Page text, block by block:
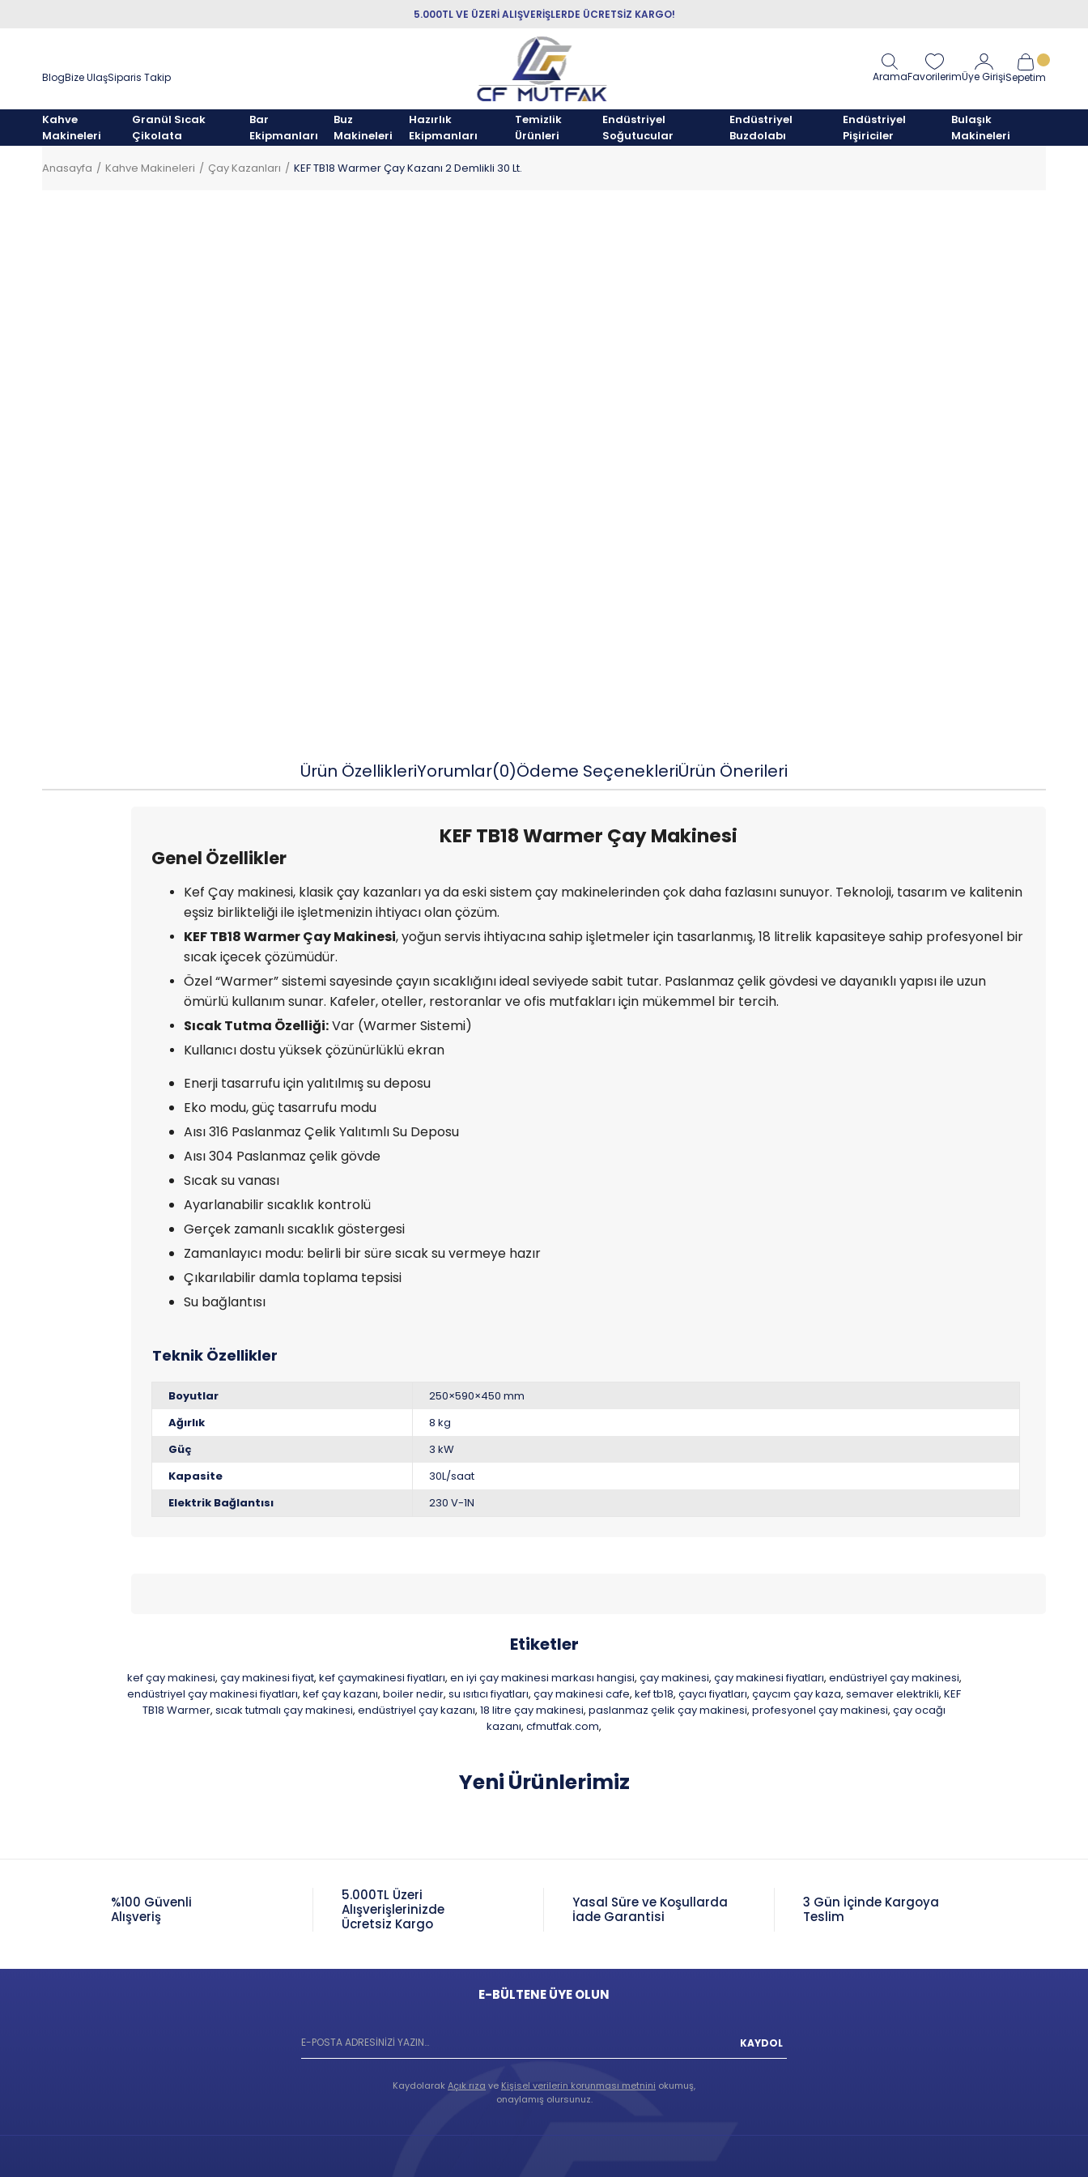
5.000TL VE ÜZERİ ALIŞVERİŞLERDE ÜCRETSİZ KARGO!
BlogBize UlaşSiparis Takip AramaFavorilerimÜye GirişiSepetim
Kahve
Makineleri
Granül Sıcak
Çikolata
Bar
Ekipmanları
Buz
Makineleri
Hazırlık
Ekipmanları
Temizlik
Ürünleri
Endüstriyel
Soğutucular
Endüstriyel
Buzdolabı
Endüstriyel
Pişiriciler
Bulaşık
Makineleri
Anasayfa Kahve Makineleri Çay Kazanları KEF TB18 Warmer Çay Kazanı 2 Demlikli 30 Lt.
Ürün ÖzellikleriYorumlar(0)Ödeme SeçenekleriÜrün Önerileri
KEF TB18 Warmer Çay Makinesi
Genel Özellikler
Kef Çay makinesi, klasik çay kazanları ya da eski sistem çay makinelerinden çok daha fazlasını sunuyor. Teknoloji, tasarım ve kalitenin
eşsiz birlikteliği ile işletmenizin ihtiyacı olan çözüm.
KEF TB18 Warmer Çay Makinesi, yoğun servis ihtiyacına sahip işletmeler için tasarlanmış, 18 litrelik kapasiteye sahip profesyonel bir
sıcak içecek çözümüdür.
Özel “Warmer” sistemi sayesinde çayın sıcaklığını ideal seviyede sabit tutar. Paslanmaz çelik gövdesi ve dayanıklı yapısı ile uzun
ömürlü kullanım sunar. Kafeler, oteller, restoranlar ve ofis mutfakları için mükemmel bir tercih.
Sıcak Tutma Özelliği:Var (Warmer Sistemi)
Kullanıcı dostu yüksek çözünürlüklü ekran
Enerji tasarrufu için yalıtılmış su deposu
Eko modu, güç tasarrufu modu
Aısı 316 Paslanmaz Çelik Yalıtımlı Su Deposu
Aısı 304 Paslanmaz çelik gövde
Sıcak su vanası
Ayarlanabilir sıcaklık kontrolü
Gerçek zamanlı sıcaklık göstergesi
Zamanlayıcı modu: belirli bir süre sıcak su vermeye hazır
Çıkarılabilir damla toplama tepsisi
Su bağlantısı
Boyutlar
250×590×450 mm
Ağırlık
8 kg
Güç
3 kW
Kapasite
30L/saat
Elektrik Bağlantısı
230 V-1N
Etiketler
kef çay makinesi, çay makinesi fiyat, kef çaymakinesi fiyatları, en iyi çay makinesi markası hangisi, çay makinesi, çay makinesi fiyatları, endüstriyel çay makinesi,
endüstriyel çay makinesi fiyatları, kef çay kazanı, boiler nedir, su ısıtıcı fiyatları, çay makinesi cafe, kef tb18, çaycı fiyatları, çaycım çay kaza, semaver elektrikli, KEF
TB18 Warmer, sıcak tutmalı çay makinesi, endüstriyel çay kazanı, 18 litre çay makinesi, paslanmaz çelik çay makinesi, profesyonel çay makinesi, çay ocağı
kazanı, cfmutfak.com,
Yeni Ürünlerimiz
%100 Güvenli
Alışveriş
5.000TL Üzeri
Alışverişlerinizde
Ücretsiz Kargo
Yasal Süre ve Koşullarda
İade Garantisi
3 Gün İçinde Kargoya
Teslim
E-BÜLTENE ÜYE OLUN
KAYDOL
KaydolarakAçık rıza ve Kişisel verilerin korunması metnini okumuş,
onaylamış olursunuz.